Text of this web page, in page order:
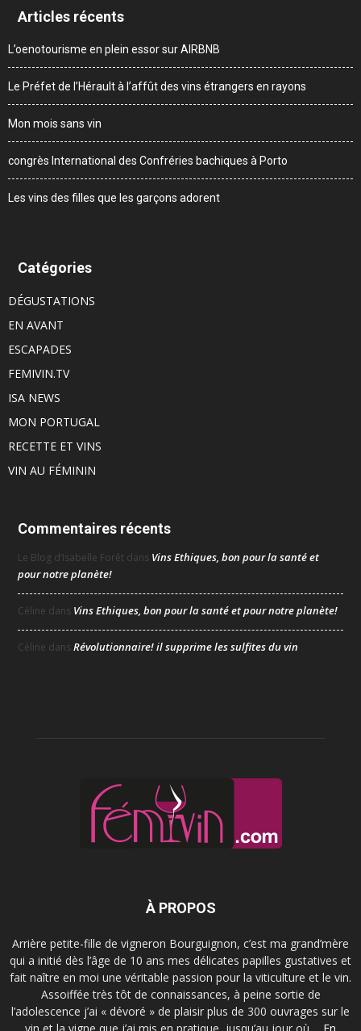
Articles récents
L’oenotourisme en plein essor sur AIRBNB
Le Préfet de l’Hérault à l’affût des vins étrangers en rayons
Mon mois sans vin
congrès International des Confréries bachiques à Porto
Les vins des filles que les garçons adorent
Catégories
DÉGUSTATIONS
EN AVANT
ESCAPADES
FEMIVIN.TV
ISA NEWS
MON PORTUGAL
RECETTE ET VINS
VIN AU FÉMININ
Commentaires récents
Le Blog d’Isabelle Forêt dans Vins Ethiques, bon pour la santé et
pour notre planète!
Céline dans Vins Ethiques, bon pour la santé et pour notre planète!
Céline dansRévolutionnaire! il supprime les sulfites du vin
À PROPOS
Arrière petite-fille de vigneron Bourguignon, c’est ma grand’mère
qui a initié dès l’âge de 10 ans mes délicates papilles gustatives et
fait naître en moi une véritable passion pour la viticulture et le vin.
Assoiffée très tôt de connaissances, à peine sortie de
l’adolescence j’ai « dévoré » de plaisir plus de 300 ouvrages sur le